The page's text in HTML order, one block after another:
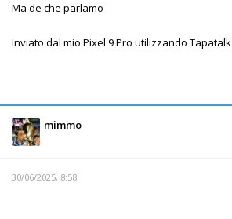
Ma de che parlamo
Inviato dal mio Pixel 9 Pro utilizzando Tapatalk
mimmo
30/06/2025, 8:58